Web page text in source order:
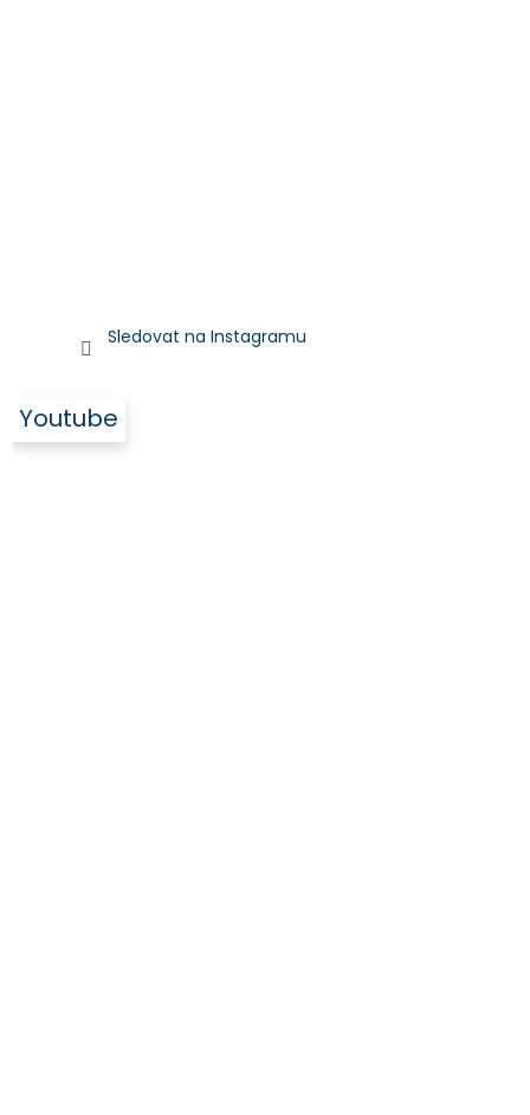
Sledovat na Instagramu
Youtube